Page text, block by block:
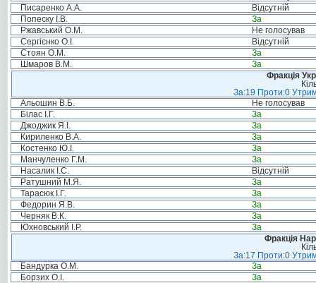
Писаренко А.А.
Відсутній
Попеску І.В.
За
Ржавський О.М.
Не голосував
Сергієнко О.І.
Відсутній
Стоян О.М.
За
Шмаров В.М.
За
Фракція
За:19 Проти:0
Альошин В.Б.
Не голосував
Білас І.Г.
За
Джоджик Я.І.
За
Кириленко В.А.
За
Костенко Ю.І.
За
Манчуленко Г.М.
За
Насалик І.С.
Відсутній
Ратушний М.Я.
За
Тарасюк І.Г.
За
Федорин Я.В.
За
Черняк В.К.
За
Юхновський І.Р.
За
Фракція
За:17 Проти:0
Бандурка О.М.
За
Борзих О.І.
За